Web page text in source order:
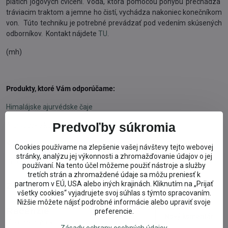
tráviacim traktom a jemne ho čistí, vychádza nakoniec konečníkom
von. Túto techniku je potrebné prevádzať pod vedením skúsených
odborníkov. Kontakt nájdete TU
(mh)
Produkty, ktoré Vám odporúčame:
Himalájske ajurvédske čaje
Ajurvédske kapsle bylinné
Kurkuma kapsule
Pri kožných alergiách vyskúšajte prírodnú kozmetiku
Značky alergie
Predvoľby súkromia
Cookies používame na zlepšenie vašej návštevy tejto webovej
stránky, analýzu jej výkonnosti a zhromažďovanie údajov o jej
používaní. Na tento účel môžeme použiť nástroje a služby
tretích strán a zhromaždené údaje sa môžu preniesť k
partnerom v EÚ, USA alebo iných krajinách. Kliknutím na „Prijať
všetky cookies“ vyjadrujete svoj súhlas s týmto spracovaním.
Nižšie môžete nájsť podrobné informácie alebo upraviť svoje
preferencie.